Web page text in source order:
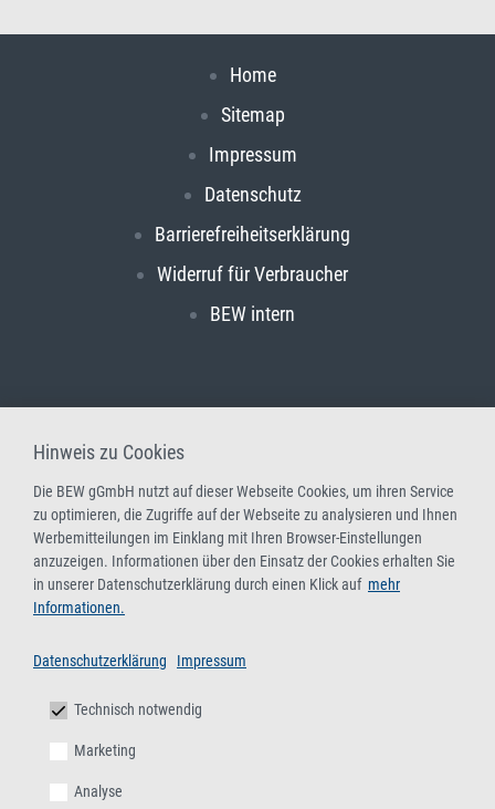
Home
Sitemap
Impressum
Datenschutz
Barrierefreiheitserklärung
Widerruf für Verbraucher
BEW intern
Hinweis zu Cookies
Die BEW gGmbH nutzt auf dieser Webseite Cookies, um ihren Service
zu optimieren, die Zugriffe auf der Webseite zu analysieren und Ihnen
Werbemitteilungen im Einklang mit Ihren Browser-Einstellungen
anzuzeigen. Informationen über den Einsatz der Cookies erhalten Sie
in unserer Datenschutzerklärung durch einen Klick auf mehr
Informationen.
Datenschutzerklärung Impressum
Technisch notwendig
Marketing
Analyse